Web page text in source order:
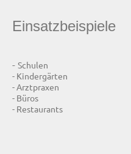
Einsatzbeispiele
- Schulen
- Kindergärten
- Arztpraxen
- Büros
- Restaurants